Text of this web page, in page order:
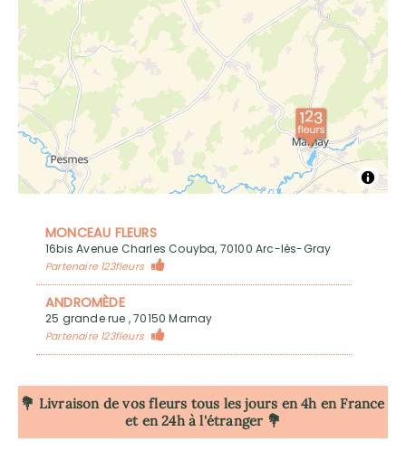
MONCEAU FLEURS
16bis Avenue Charles Couyba, 70100 Arc-lès-Gray
Partenaire 123fleurs
ANDROMÈDE
25 grande rue , 70150 Marnay
Partenaire 123fleurs
💐 Livraison de vos fleurs tous les jours en 4h en France
et en 24h à l'étranger 💐